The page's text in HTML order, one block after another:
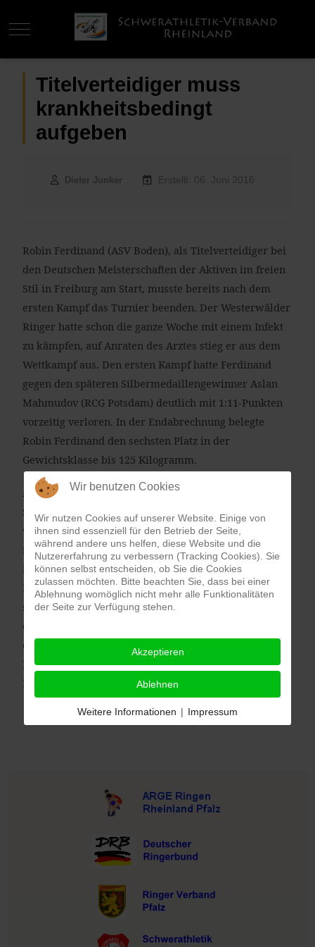
Mobile Menu Toggle
Titelverteidiger muss
krankheitsbedingt
aufgeben
Dieter Junker Erstellt: 06. Juni 2016
Robin Ferdinand (ASV Boden), als Titelverteidiger bei
den Deutschen Meisterschaften der Aktiven im freien
Stil in Freiburg am Start, musste bereits nach dem
ersten Kampf das Turnier beenden. Der Westerwälder
Ringer hatte schon die ganze Woche mit einem Infekt
zu kämpfen, auf Anraten des Arztes stieg er aus dem
Wettkampf aus. Den ersten Kampf hatte Ferdinand
gegen den späteren Silbermedaillengewinner Aslan
Mahmudov (RCG Potsdam) deutlich mit 1:11-Punkten
vorzeitig verloren. In der Endabrechnung belegte
Robin Ferdinand den sechsten Platz in der
Gewichtsklasse bis 125 Kilogramm.
Auch der zweite Starter aus dem
Schwerathletikverband Rheinland, Vladislav Wagner
von der WKG Untere Nahe, schied aus dem Turnier
nach dem ersten Kampf aus. Er unterlag dabei dem
mehrfachen Deutschen Jugend- und Junioren-Meister
Marc Luithle (AV Germania Sulgen) in einem
spannenden Mattenduell knapp mit 9:10 Punkten. Da
der württembergische Sportler nicht das Finale
erreichte, verpasste Vladislav Wagner die
Hoffnungsrunde und kam am Ende auf den achten
Platz.
Wir benutzen Cookies
Wir nutzen Cookies auf unserer Website. Einige von
ihnen sind essenziell für den Betrieb der Seite,
während andere uns helfen, diese Website und die
Nutzererfahrung zu verbessern (Tracking Cookies). Sie
können selbst entscheiden, ob Sie die Cookies
zulassen möchten. Bitte beachten Sie, dass bei einer
Ablehnung womöglich nicht mehr alle Funktionalitäten
der Seite zur Verfügung stehen.
Akzeptieren
Ablehnen
Weitere Informationen | Impressum